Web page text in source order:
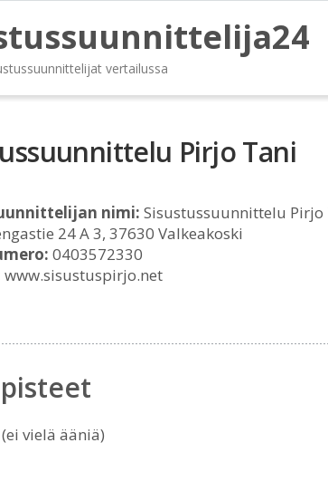
vertailussa
Pirjo Tani
nimi: Sisustussuunnittelu Pirjo
24 A 3, 37630 Valkeakoski
0403572330
www.sisustuspirjo.net
(ei vielä ääniä)